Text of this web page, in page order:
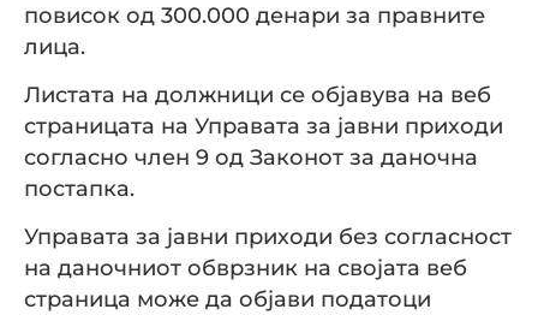
повисок од 300.000 денари за правните
лица.
Листата на должници се објавува на веб
страницата на Управата за јавни приходи
согласно член 9 од Законот за даночна
постапка.
Управата за јавни приходи без согласност
на даночниот обврзник на својата веб
страница може да објави податоци